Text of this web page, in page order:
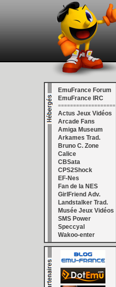
EmuFrance Forum
EmuFrance IRC
===================
Actus Jeux Vidéos
Arcade Fans
Amiga Museum
Arkames Trad.
Bruno C. Zone
Calice
CBSata
CPS2Shock
EF-Nes
Fan de la NES
GirlFriend Adv.
Landstalker Trad.
Musée Jeux Vidéos
SMS Power
Speccyal
Wakoo-enter